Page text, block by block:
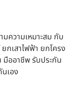
มความเหมาะสม กับ
เสาไฟฟ้า ยกโครง
มืออาชีพ รับประกัน
เอง